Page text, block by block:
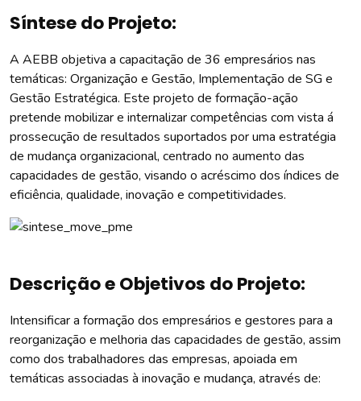
Síntese do Projeto:
A AEBB objetiva a capacitação de 36 empresários nas
temáticas: Organização e Gestão, Implementação de SG e
Gestão Estratégica. Este projeto de formação-ação
pretende mobilizar e internalizar competências com vista á
prossecução de resultados suportados por uma estratégia
de mudança organizacional, centrado no aumento das
capacidades de gestão, visando o acréscimo dos índices de
eficiência, qualidade, inovação e competitividades.
Descrição e Objetivos do Projeto:
Intensificar a formação dos empresários e gestores para a
reorganização e melhoria das capacidades de gestão, assim
como dos trabalhadores das empresas, apoiada em
temáticas associadas à inovação e mudança, através de: